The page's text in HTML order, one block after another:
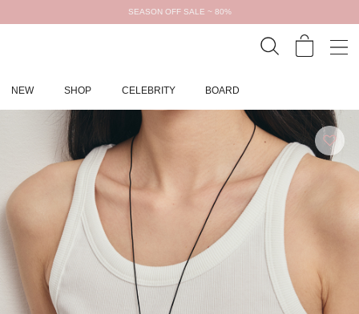
SEASON OFF SALE ~ 80%
NEW SHOP CELEBRITY BOARD